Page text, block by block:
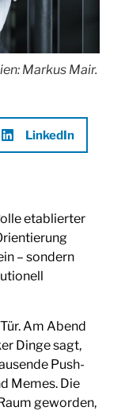
Markus Mair.
LinkedIn
etablierter
– sondern
Am Abend
Dinge sagt,
Push-
Memes. Die
geworden,